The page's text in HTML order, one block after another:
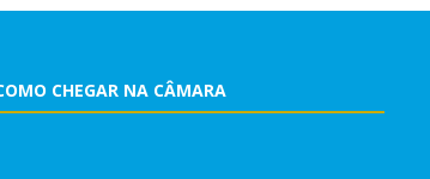
CHEGAR NA CÂMARA